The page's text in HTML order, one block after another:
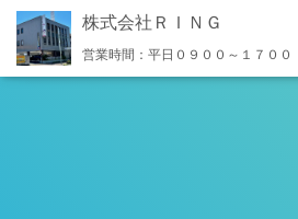
株式会社ＲＩＮＧ
営業時間：平日０９００～１７００